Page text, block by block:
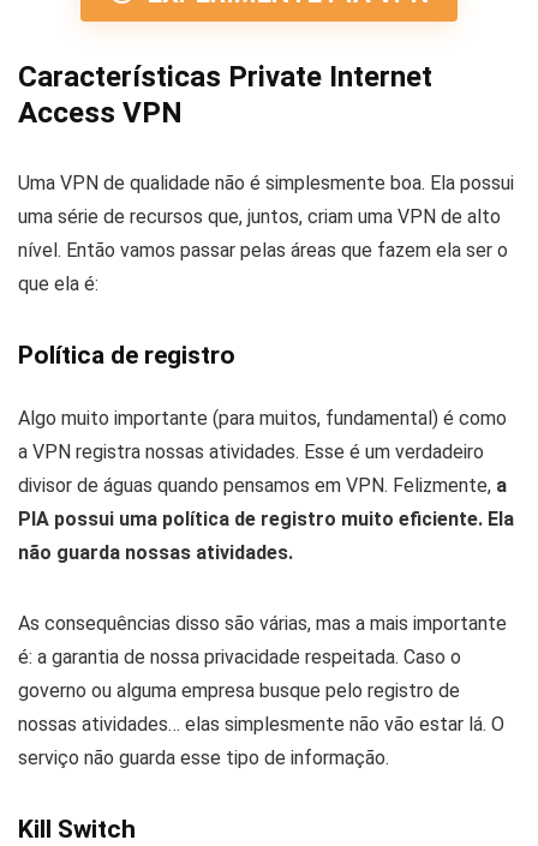
Características Private Internet
Access VPN
Uma VPN de qualidade não é simplesmente boa. Ela possui
uma série de recursos que, juntos, criam uma VPN de alto
nível. Então vamos passar pelas áreas que fazem ela ser o
que ela é:
Política de registro
Algo muito importante (para muitos, fundamental) é como
a VPN registra nossas atividades. Esse é um verdadeiro
divisor de águas quando pensamos em VPN. Felizmente, a
PIA possui uma política de registro muito eficiente. Ela
não guarda nossas atividades.
As consequências disso são várias, mas a mais importante
é: a garantia de nossa privacidade respeitada. Caso o
governo ou alguma empresa busque pelo registro de
nossas atividades… elas simplesmente não vão estar lá. O
serviço não guarda esse tipo de informação.
Kill Switch